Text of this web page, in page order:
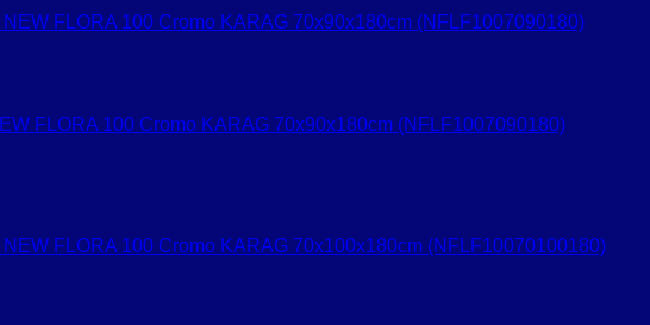
FLORA 100 Cromo KARAG 70x90x180cm (NFLF1007090180)